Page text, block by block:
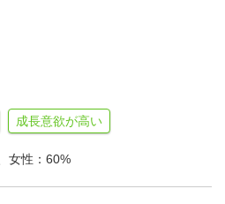
成長意欲が高い
女性：60%